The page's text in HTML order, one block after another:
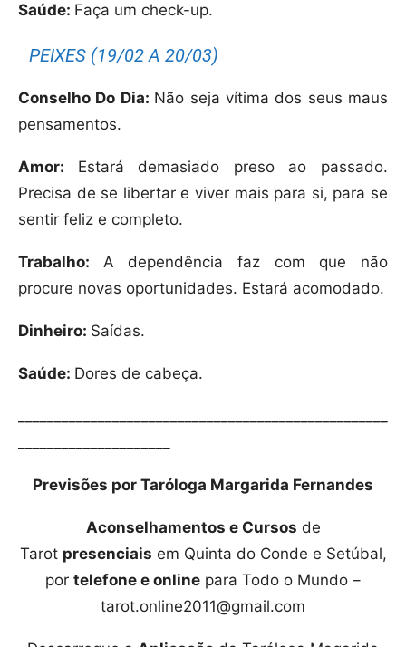
Saúde: Faça um check-up.
PEIXES (19/02 A 20/03)
Conselho Do Dia: Não seja vítima dos seus maus
pensamentos.
Amor: Estará demasiado preso ao passado.
Precisa de se libertar e viver mais para si, para se
sentir feliz e completo.
Trabalho: A dependência faz com que não
procure novas oportunidades. Estará acomodado.
Dinheiro: Saídas.
Saúde: Dores de cabeça.
Previsões por Taróloga Margarida Fernandes
Aconselhamentos e Cursos de
Tarot presenciais em Quinta do Conde e Setúbal,
por telefone e online para Todo o Mundo –
tarot.online2011@gmail.com